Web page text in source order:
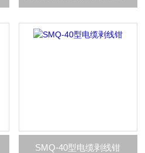
SMQ-40型电缆剥线钳